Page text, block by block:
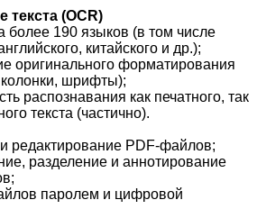
текста (OCR)
более 190 языков (в том числе
китайского и др.);
оригинального форматирования
шрифты);
распознавания как печатного, так
текста (частично).
редактирование PDF-файлов;
разделение и аннотирование
паролем и цифровой